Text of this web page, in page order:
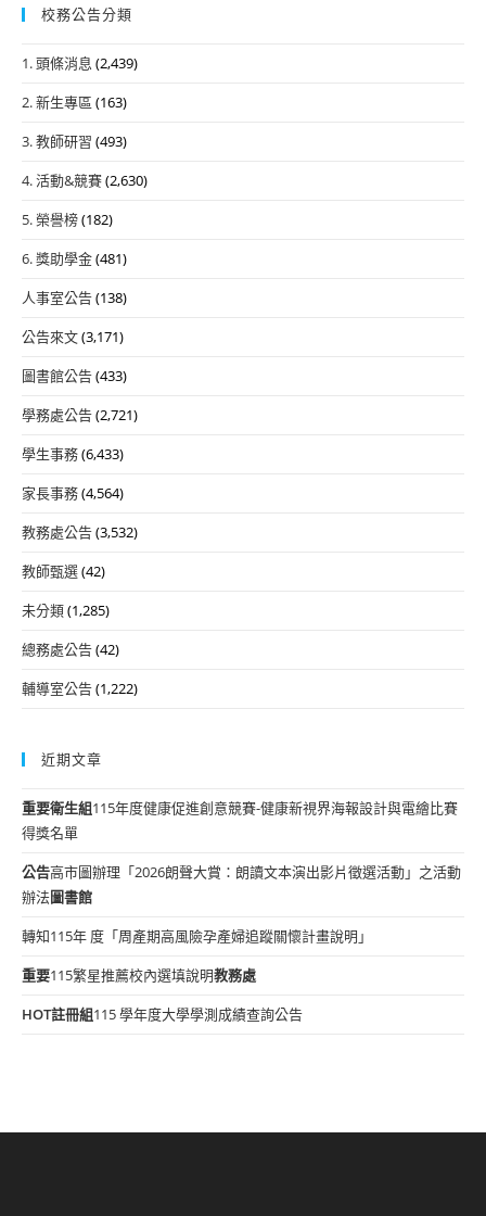
校務公告分類
1. 頭條消息 (2,439)
2. 新生專區 (163)
3. 教師研習 (493)
4. 活動&競賽(2,630)
5. 榮譽榜(182)
6. 獎助學金(481)
人事室公告(138)
公告來文(3,171)
圖書館公告(433)
學務處公告(2,721)
學生事務(6,433)
家長事務(4,564)
教務處公告(3,532)
教師甄選(42)
未分類(1,285)
總務處公告(42)
輔導室公告(1,222)
近期文章
重要衛生組115年度健康促進創意競賽-健康新視界海報設計與電繪比賽
得獎名單
公告高市圖辦理「2026朗聲大賞：朗讀文本演出影片徵選活動」之活動
辦法圖書館
轉知115年 度「周產期高風險孕產婦追蹤關懷計畫說明」
重要115繁星推薦校內選填說明教務處
HOT註冊組115 學年度大學學測成績查詢公告